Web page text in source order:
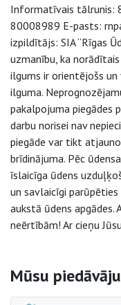
Informatīvais tālrunis:
80008989 E-pasts:
izpildītājs: SIA “Rīgas
uzmanību, ka
ilgums ir orientējošs
ilguma.
pakalpojuma piegādes
darbu norisei nav
piegāde var tikt
brīdinājuma. Pēc
īslaicīga ūdens
un savlaicīgi
aukstā ūdens apgādes.
neērtībām! Ar cieņu
Sāna
Mūsu